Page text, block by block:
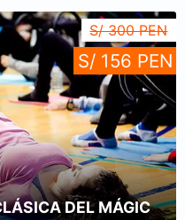
DEL MÁGIC
S/ 156 PEN
S/ 300 PEN